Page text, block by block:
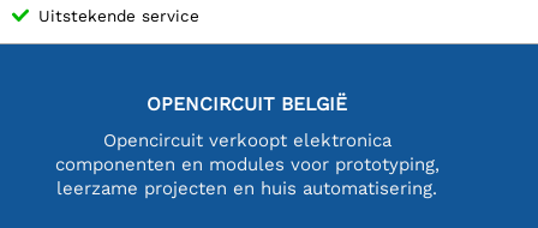
Uitstekende service
OPENCIRCUIT BELGIË
Opencircuit verkoopt elektronica
componenten en modules voor prototyping,
leerzame projecten en huis automatisering.